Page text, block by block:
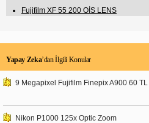
Fujifilm XF 55 200 OİS LENS
Yapay Zeka’dan İlgili Konular
9 Megapixel Fujifilm Finepix A900 60 TL
Nikon P1000 125x Optic Zoom